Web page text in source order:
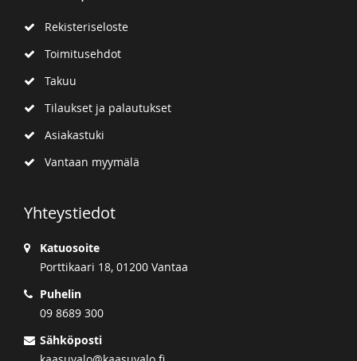
Rekisteriseloste
Toimitusehdot
Takuu
Tilaukset ja palautukset
Asiakastuki
Vantaan myymälä
Yhteystiedot
Katuosoite
Porttikaari 18, 01200 Vantaa
Puhelin
09 8689 300
Sähköposti